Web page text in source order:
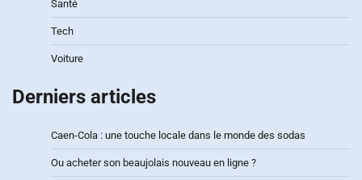
Santé
Tech
Voiture
Derniers articles
Caen-Cola : une touche locale dans le monde des sodas
Ou acheter son beaujolais nouveau en ligne ?